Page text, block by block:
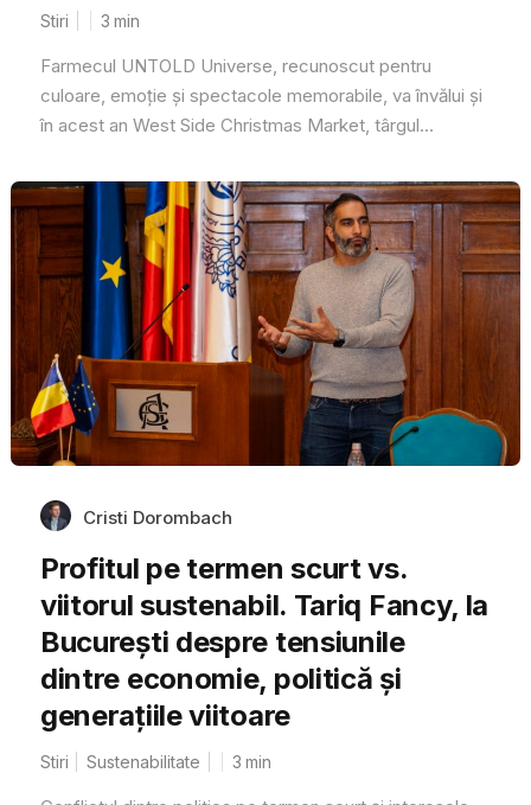
Stiri 3 min
Farmecul UNTOLD Universe, recunoscut pentru
culoare, emoție și spectacole memorabile, va învălui și
în acest an West Side Christmas Market, târgul...
Cristi Dorombach
Profitul pe termen scurt vs.
viitorul sustenabil. Tariq Fancy, la
București despre tensiunile
dintre economie, politică și
generațiile viitoare
Stiri Sustenabilitate 3 min